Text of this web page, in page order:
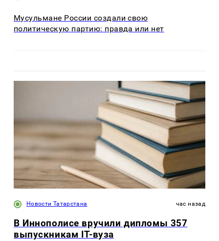
Мусульмане России создали свою
политическую партию: правда или нет
Новости Татарстана час назад
В Иннополисе вручили дипломы 357
выпускникам IT-вуза